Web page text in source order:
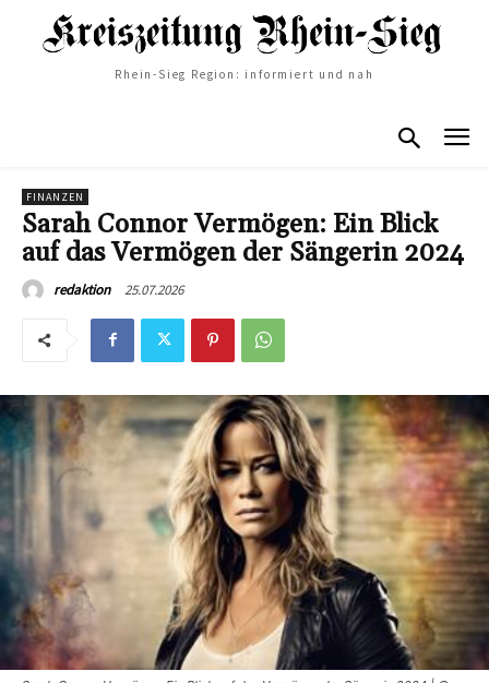
Rhein-Sieg Region: informiert und nah
FINANZEN
Sarah Connor Vermögen: Ein Blick
auf das Vermögen der Sängerin 2024
redaktion 25.07.2026